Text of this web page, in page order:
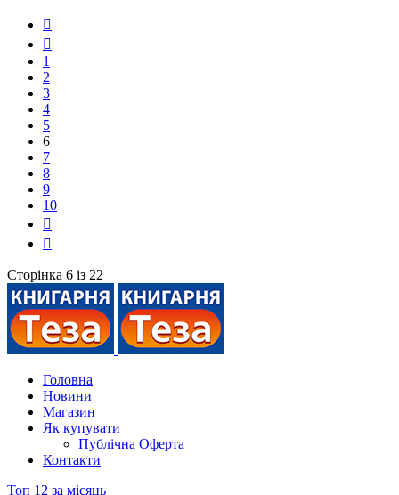
1
2
3
4
5
6
7
8
9
10
Сторінка 6 із 22
Головна
Новини
Магазин
Як купувати
Публічна Оферта
Контакти
Топ 12 за місяць